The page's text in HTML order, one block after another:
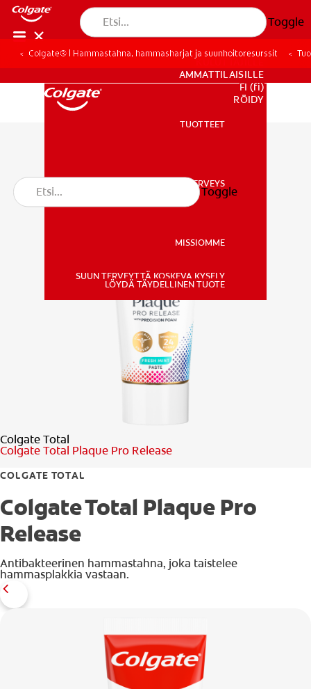
Toggle
SUUN TERVEYS
SUUN TERVEYTTÄ KOSKEVA KYSELY
LÖYDÄ TÄYDELLINEN TUOTE
REKISTERÖIDY
KULUTTAJILLE
AMMATTILAISILLE
FI (fi)
REKISTERÖIDY
TUOTTEET
SUUN TERVEYS
MISSIOMME
SUUN TERVEYTTÄ KOSKEVA KYSELY
LÖYDÄ TÄYDELLINEN TUOTE
Toggle
Colgate® | Hammastahna, hammasharjat ja suunhoitoresurssit
Colgate Total
Colgate Total Plaque Pro Release
COLGATE TOTAL
Colgate Total Plaque Pro
Release
Antibakteerinen hammastahna, joka taistelee
hammasplakkia vastaan.